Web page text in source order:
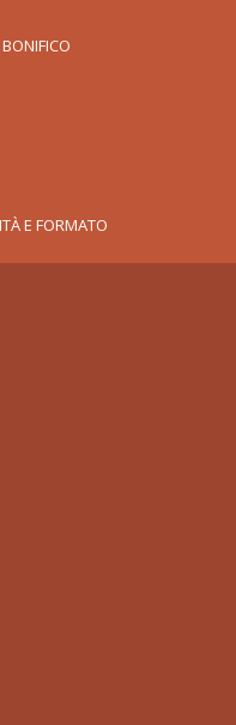
E FORMATO